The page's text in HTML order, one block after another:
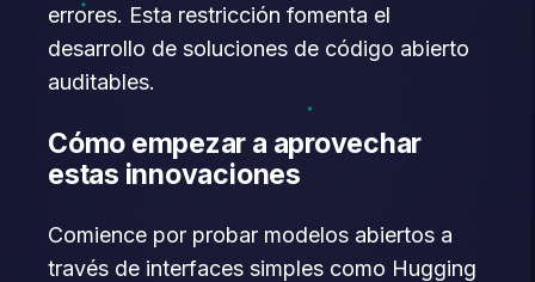
errores. Esta restricción fomenta el
desarrollo de soluciones de código abierto
auditables.
Cómo empezar a aprovechar
estas innovaciones
Comience por probar modelos abiertos a
través de interfaces simples como Hugging